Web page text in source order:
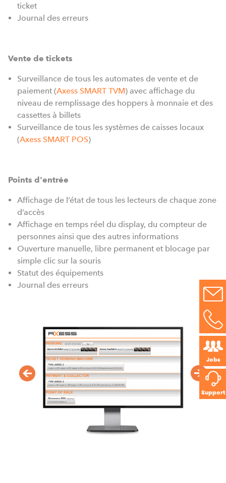
Jobs
Support
ticket
Journal des erreurs
Vente de tickets
Surveillance de tous les automates de vente et de
paiement (Axess SMART TVM) avec affichage du
niveau de remplissage des hoppers à monnaie et des
cassettes à billets
Surveillance de tous les systèmes de caisses locaux
(Axess SMART POS)
Points d'entrée
Affichage de l’état de tous les lecteurs de chaque zone
d’accès
Affichage en temps réel du display, du compteur de
personnes ainsi que des autres informations
Ouverture manuelle, libre permanent et blocage par
simple clic sur la souris
Statut des équipements
Journal des erreurs